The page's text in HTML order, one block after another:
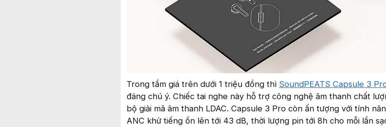
Trong tầm giá trên dưới 1 triệu đồng thì SoundPEATS Capsule 3
đáng chú ý. Chiếc tai nghe này hỗ trợ công nghệ âm thanh chất
bộ giải mã âm thanh LDAC. Capsule 3 Pro còn ấn tượng với tính
ANC khử tiếng ồn lên tới 43 dB, thời lượng pin tới 8h cho mỗi lần